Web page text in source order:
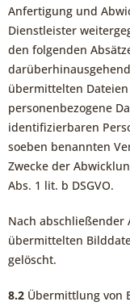
Anfertigung und
Dienstleister
den folgenden
übermittelten
personenbezogene
identifizierbaren
soeben benannten
Zwecke der
Abs. 1 lit. b DSGVO.
Nach
übermittelten
gelöscht.
8.2 Übermittlung von